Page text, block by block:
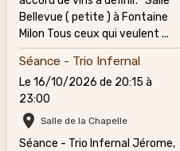
Bellevue ( petite ) à Fontaine
Milon Tous ceux qui veulent ...
Séance - Trio Infernal
Le 16/10/2026 de 20:15 à
23:00
Salle de la Chapelle
Séance - Trio Infernal Jérome,